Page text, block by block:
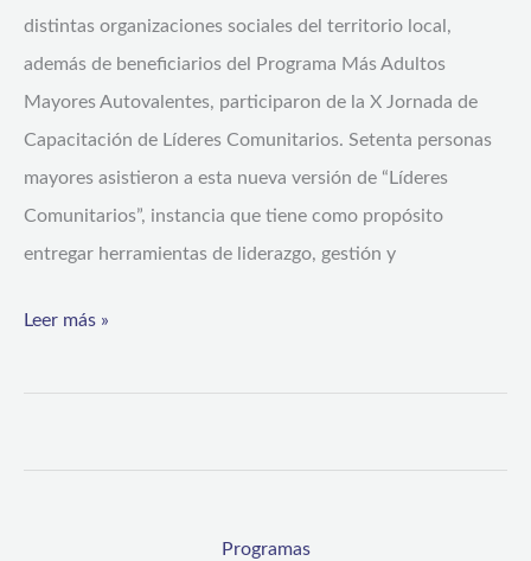
distintas organizaciones sociales del territorio local,
además de beneficiarios del Programa Más Adultos
Mayores Autovalentes, participaron de la X Jornada de
Capacitación de Líderes Comunitarios. Setenta personas
mayores asistieron a esta nueva versión de “Líderes
Comunitarios”, instancia que tiene como propósito
entregar herramientas de liderazgo, gestión y
gestión
de
proyectos
a
beneficio
de
sus
Leer más »
Programas